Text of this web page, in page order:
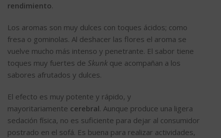
rendimiento.
Los aromas son muy dulces con toques ácidos; como
fresa o gominolas. Al deshacer las flores el aroma se
vuelve mucho más intenso y penetrante. El sabor tiene
toques muy fuertes de Skunk que acompañan a los
sabores afrutados y dulces.
El efecto es muy potente y rápido, y
mayoritariamente cerebral. Aunque produce una ligera
sedación física, no es suficiente para dejar al consumidor
postrado en el sofá. Es buena para realizar actividades,